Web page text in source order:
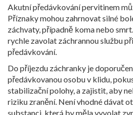
Akutní předávkování pervitinem
Příznaky mohou zahrnovat silné
záchvaty, případně koma nebo
rychle zavolat záchrannou službu
předávkování.
Do příjezdu záchranky je
předávkovanou osobu v klidu,
stabilizační polohy, a zajistit, aby
riziku zranění. Není vhodné dávat
substanci, která by měla vyvolat